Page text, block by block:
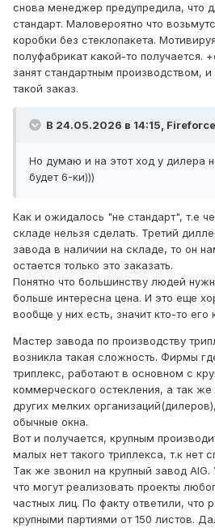
снова менеджер предупредила, что
стандарт. Маловероятно что
коробки без стеклопакета.
полуфабрикат какой-то получается.
занят стандартным производством, и
такой заказ.
В 24.05.2026 в 14:15, Fireforce
Но думаю и на этот ход у дилера
будет 6-ки)))
Как и ожидалось "не стандарт", т.е
складе нельзя сделать. Третий
завода в наличии на складе, то он
остается только это заказать.
Понятно что большинству людей
больше интересна цена. И это еще
вообще у них есть, значит кто-то его
Мастер завода по производству
возникла такая сложность. Фирмы
триплекс, работают в основном с
коммерческого остекления, а так
других мелких
обычные окна.
Вот и получается, крупным
малых нет такого триплекса, т.к нет
Так же звонил на крупный завод AIG.
что могут реализовать проекты
частных лиц. По факту ответили, что
крупными партиями от 150 листов.